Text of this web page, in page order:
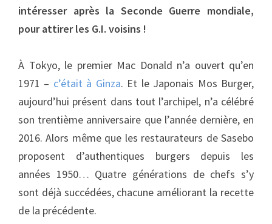
intéresser après la Seconde Guerre mondiale,
pour attirer les G.I. voisins !
À Tokyo, le premier Mac Donald n’a ouvert qu’en
1971 – c’était à Ginza. Et le Japonais Mos Burger,
aujourd’hui présent dans tout l’archipel, n’a célébré
son trentième anniversaire que l’année dernière, en
2016. Alors même que les restaurateurs de Sasebo
proposent d’authentiques burgers depuis les
années 1950… Quatre générations de chefs s’y
sont déjà succédées, chacune améliorant la recette
de la précédente.